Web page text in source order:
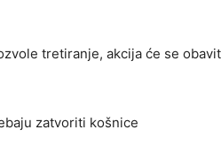
tretiranje, akcija će se
zatvoriti košnice